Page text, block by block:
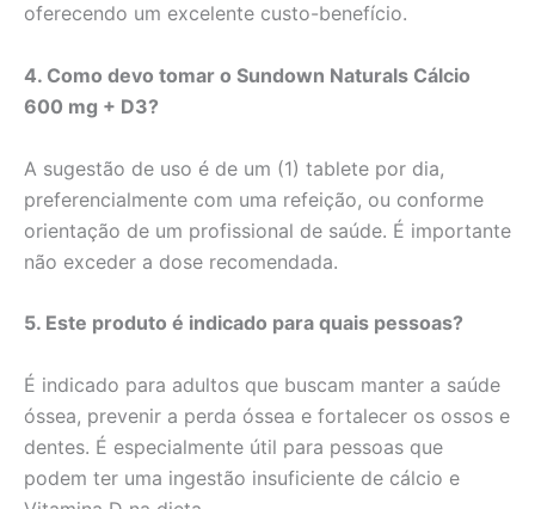
oferecendo um excelente custo-benefício.
4. Como devo tomar o Sundown Naturals Cálcio
600 mg + D3?
A sugestão de uso é de um (1) tablete por dia,
preferencialmente com uma refeição, ou conforme
orientação de um profissional de saúde. É importante
não exceder a dose recomendada.
5. Este produto é indicado para quais pessoas?
É indicado para adultos que buscam manter a saúde
óssea, prevenir a perda óssea e fortalecer os ossos e
dentes. É especialmente útil para pessoas que
podem ter uma ingestão insuficiente de cálcio e